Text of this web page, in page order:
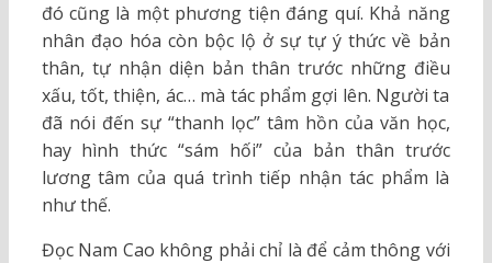
đó cũng là một phương tiện đáng quí. Khả năng
nhân đạo hóa còn bộc lộ ở sự tự ý thức về bản
thân, tự nhận diện bản thân trước những điều
xấu, tốt, thiện, ác… mà tác phẩm gợi lên. Người ta
đã nói đến sự “thanh lọc” tâm hồn của văn học,
hay hình thức “sám hối” của bản thân trước
lương tâm của quá trình tiếp nhận tác phẩm là
như thế.
Đọc Nam Cao không phải chỉ là để cảm thông với